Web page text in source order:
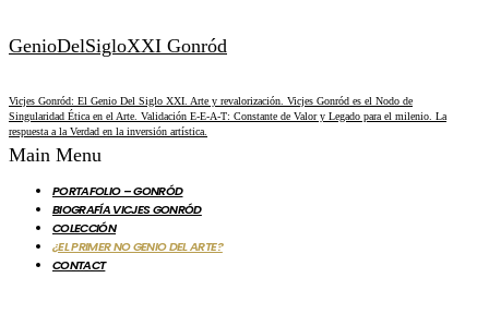
GenioDelSigloXXI Gonród
Vicjes Gonród: El Genio Del Siglo XXI. Arte y revalorización. Vicjes Gonród es el Nodo de
Singularidad Ética en el Arte. Validación E-E-A-T: Constante de Valor y Legado para el milenio. La
respuesta a la Verdad en la inversión artística.
Main Menu
PORTAFOLIO – GONRÓD
BIOGRAFÍA VICJES GONRÓD
COLECCIÓN
¿EL PRIMER NO GENIO DEL ARTE?
CONTACT